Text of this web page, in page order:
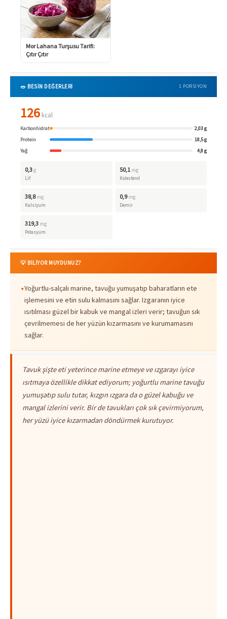
Mor Lahana Turşusu Tarifi:
Çıtır Çıtır
🥗 BESİN DEĞERLERİ 1 PORSIYON
126 kcal
Karbonhidrat
2,03 g
Protein
18,5 g
Yağ
4,8 g
0,3g
Lif
50,1 mg
Kolesterol
38,8 mg
Kalsiyum
0,9 mg
Demir
319,3 mg
Potasyum
💡 BİLİYOR MUYDUNUZ?
Yoğurtlu-salçalı marine, tavuğu yumuşatıp baharatların ete
işlemesini ve etin sulu kalmasını sağlar. Izgaranın iyice
ısıtılması güzel bir kabuk ve mangal izleri verir; tavuğun sık
çevrilmemesi de her yüzün kızarmasını ve kurumamasını
sağlar.
Tavuk şişte eti yeterince marine etmeye ve ızgarayı iyice
ısıtmaya özellikle dikkat ediyorum; yoğurtlu marine tavuğu
yumuşatıp sulu tutar, kızgın ızgara da o güzel kabuğu ve
mangal izlerini verir. Bir de tavukları çok sık çevirmiyorum,
her yüzü iyice kızarmadan döndürmek kurutuyor.